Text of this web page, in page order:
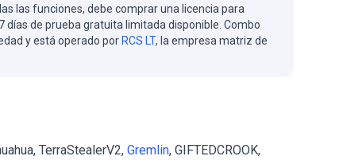
las funciones, debe comprar una licencia para
días de prueba gratuita limitada disponible. Combo
y está operado por RCS LT, la empresa matriz de
TerraStealerV2, Gremlin, GIFTEDCROOK,